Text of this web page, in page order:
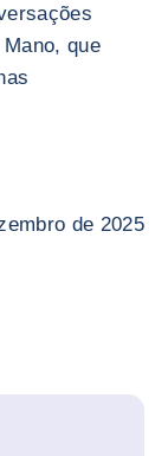
que
de 2025